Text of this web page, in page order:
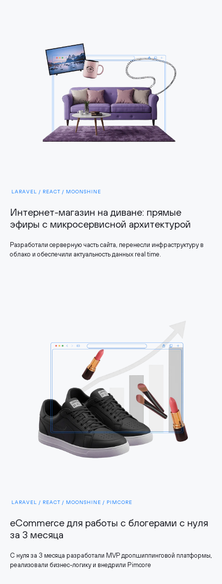
LARAVEL / REACT / MOONSHINE
Интернет-магазин на диване: прямые
эфиры с микросервисной архитектурой
Разработали серверную часть сайта, перенесли инфраструктуру в
облако и обеспечили актуальность данных real time.
LARAVEL / REACT / MOONSHINE / PIMCORE
eCommerce для работы с блогерами с нуля
за 3 месяца
С нуля за 3 месяца разработали MVP дропшиппинговой платформы,
реализовали бизнес-логику и внедрили Pimcore